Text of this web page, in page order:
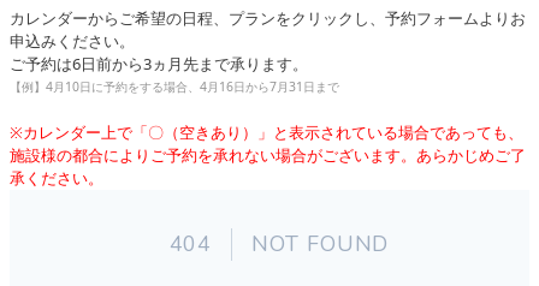
カレンダーからご希望の日程、プランをクリックし、予約フォームよりお
申込みください。
ご予約は6日前から3ヵ月先まで承ります。
【例】4月10日に予約をする場合、4月16日から7月31日まで
※カレンダー上で「〇（空きあり）」と表示されている場合であっても、
施設様の都合によりご予約を承れない場合がございます。あらかじめご了
承ください。